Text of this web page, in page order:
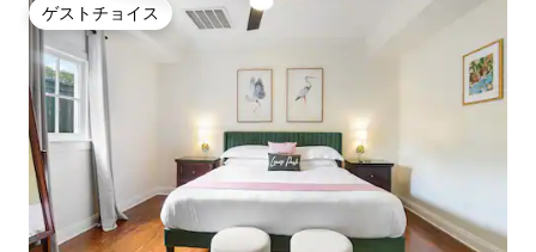
ゲストチョイス
ゲストチョイス